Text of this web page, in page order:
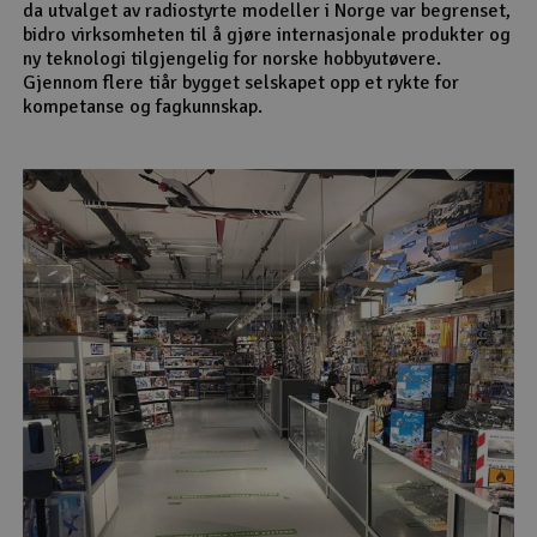
da utvalget av radiostyrte modeller i Norge var begrenset,
bidro virksomheten til å gjøre internasjonale produkter og
ny teknologi tilgjengelig for norske hobbyutøvere.
Gjennom flere tiår bygget selskapet opp et rykte for
kompetanse og fagkunnskap.